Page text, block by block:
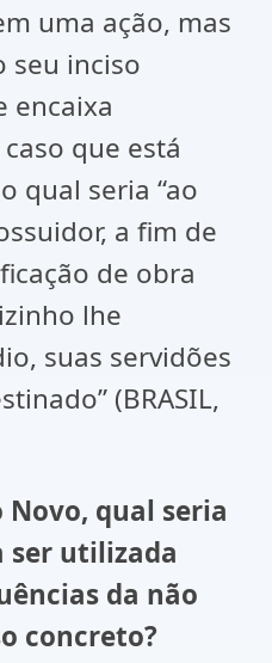
uma ação, mas
seu inciso
encaixa
que está
qual seria “ao
a fim de
de obra
lhe
suas servidões
(BRASIL,
Novo, qual seria
ser utilizada
da não
concreto?